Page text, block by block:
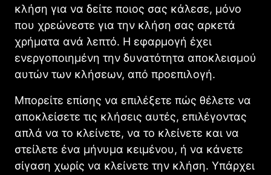
κλήση για να δείτε ποιος σας κάλεσε, μόνο
που χρεώνεστε για την κλήση σας αρκετά
χρήματα ανά λεπτό. Η εφαρμογή έχει
ενεργοποιημένη την δυνατότητα αποκλεισμού
αυτών των κλήσεων, από προεπιλογή.
Μπορείτε επίσης να επιλέξετε πώς θέλετε να
αποκλείσετε τις κλήσεις αυτές, επιλέγοντας
απλά να το κλείνετε, να το κλείνετε και να
στείλετε ένα μήνυμα κειμένου, ή να κάνετε
σίγαση χωρίς να κλείνετε την κλήση. Υπάρχει